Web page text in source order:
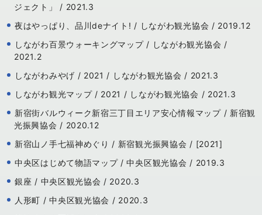
ジェクト」 / 2021.3
夜はやっぱり、品川deナイト! / しながわ観光協会 / 2019.12
しながわ百景ウォーキングマップ / しながわ観光協会 /
2021.2
しながわみやげ / 2021 / しながわ観光協会 / 2021.3
しながわ観光マップ / 2021 / しながわ観光協会 / 2021.3
新宿街バルウィーク新宿三丁目エリア安心情報マップ / 新宿観
光振興協会 / 2020.12
新宿山ノ手七福神めぐり / 新宿観光振興協会 / [2021]
中央区はじめて物語マップ / 中央区観光協会 / 2019.3
銀座 / 中央区観光協会 / 2020.3
人形町 / 中央区観光協会 / 2020.3